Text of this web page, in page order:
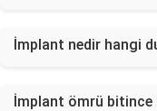
İmplant nedir hangi
İmplant ömrü bitince